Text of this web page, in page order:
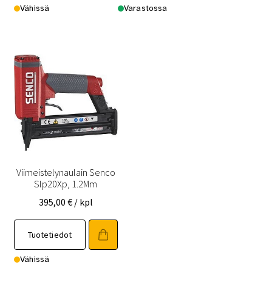
Vähissä Varastossa
Viimeistelynaulain Senco
Slp20Xp, 1.2Mm
395,00 € / kpl
Tuotetiedot
Vähissä